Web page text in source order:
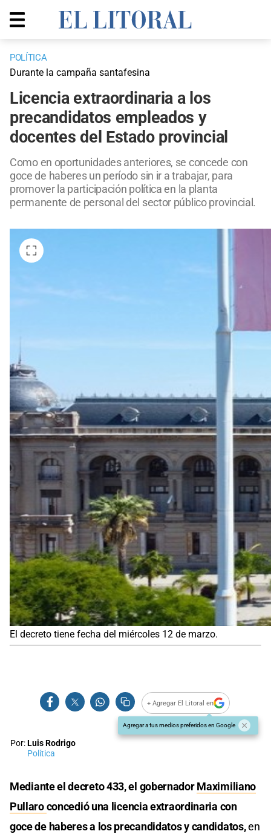
POLÍTICA
Durante la campaña santafesina
Licencia extraordinaria a los
precandidatos empleados y
docentes del Estado provincial
Como en oportunidades anteriores, se concede con
goce de haberes un período sin ir a trabajar, para
promover la participación política en la planta
permanente de personal del sector público provincial.
El decreto tiene fecha del miércoles 12 de marzo.
+ Agregar El Litoral en
Agregar a tus medios preferidos en Google
Por:Luis Rodrigo
Política
Mediante el decreto 433, el gobernadorMaximiliano
Pullaroconcedió una licencia extraordinaria con
goce de haberes a los precandidatos y candidatos,en